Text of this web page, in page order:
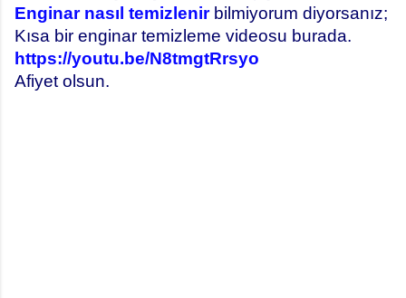
Enginar nasıl temizlenirbilmiyorum diyorsanız;
Kısa bir enginar temizleme videosu burada.
https://youtu.be/N8tmgtRrsyo
Afiyet olsun.